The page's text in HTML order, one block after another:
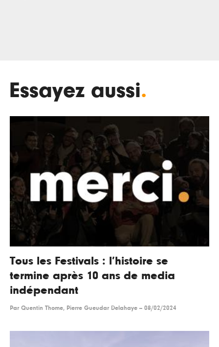
Essayez aussi.
Tous les Festivals : l’histoire se
termine après 10 ans de media
indépendant
Par Quentin Thome, Pierre Gueudar Delahaye -- 08/02/2024